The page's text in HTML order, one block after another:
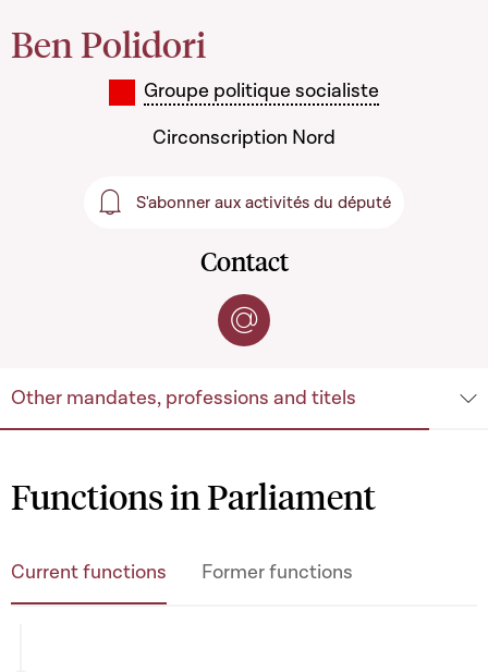
Ben Polidori
Groupe politique socialiste
Circonscription Nord
S'abonner aux activités du député
S'abonner aux activités du
Contact
Contact by e-mail
Other mandates, professions and titels
Functions in Parliament
Current functions Former functions